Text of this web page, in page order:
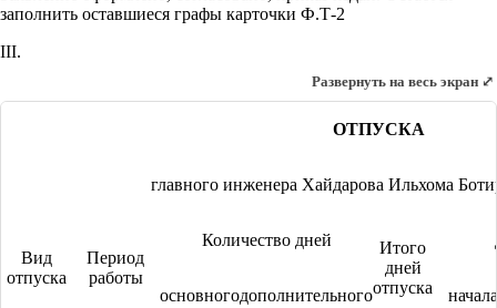
заполнить оставшиеся графы карточки Ф.Т-2
III.
ОТПУСКА
главного инженера Хайдарова Ильхома
Вид
отпуска
Период
работы
Количество дней
Итого
дней
отпуска
основногодополнительного начала
Развернуть на весь экран ⤢